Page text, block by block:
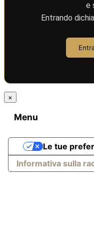
e
Entrando
×
Menu
Informativa sulla
Le tue